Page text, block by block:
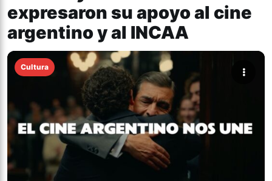
expresaron su apoyo al cine
argentino y al INCAA
Cultura